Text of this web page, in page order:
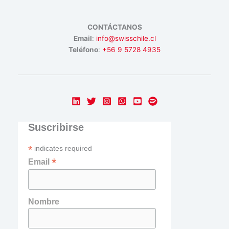
CONTÁCTANOS
Email: info@swisschile.cl
Teléfono: +56 9 5728 4935
Suscribirse
* indicates required
Email *
Nombre